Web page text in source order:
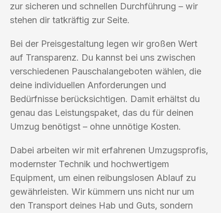
zur sicheren und schnellen Durchführung – wir
stehen dir tatkräftig zur Seite.
Bei der Preisgestaltung legen wir großen Wert
auf Transparenz. Du kannst bei uns zwischen
verschiedenen Pauschalangeboten wählen, die
deine individuellen Anforderungen und
Bedürfnisse berücksichtigen. Damit erhältst du
genau das Leistungspaket, das du für deinen
Umzug benötigst – ohne unnötige Kosten.
Dabei arbeiten wir mit erfahrenen Umzugsprofis,
modernster Technik und hochwertigem
Equipment, um einen reibungslosen Ablauf zu
gewährleisten. Wir kümmern uns nicht nur um
den Transport deines Hab und Guts, sondern